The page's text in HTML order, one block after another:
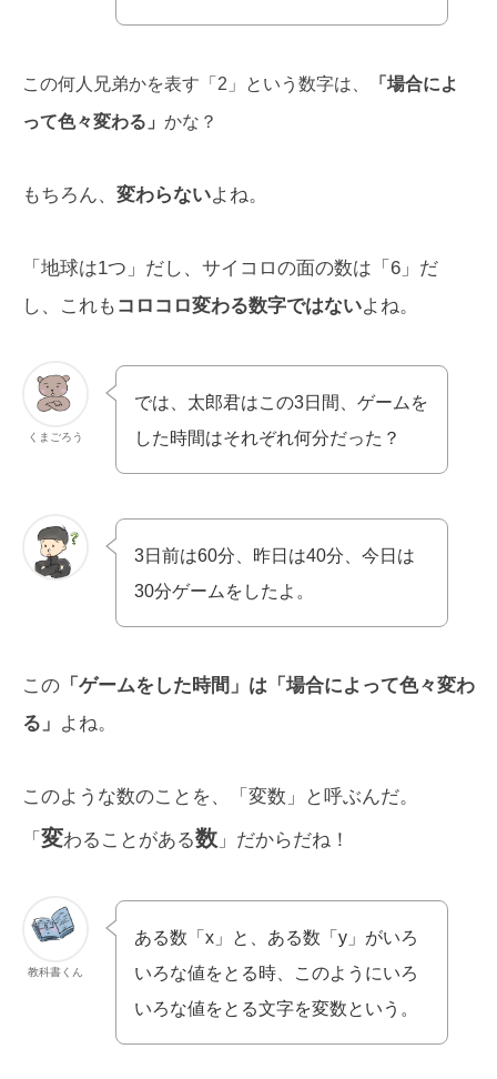
この何人兄弟かを表す「2」という数字は、
「場合によ
って色々変わる」 かな？
もちろん、 変わらないよね。
「地球は1つ」だし、サイコロの面の数は「6」だ
し、これも コロコロ変わる数字ではないよね。
くまごろう
では、太郎君はこの3日間、ゲームを
した時間はそれぞれ何分だった？
3日前は60分、昨日は40分、今日は
30分ゲームをしたよ。
この 「ゲームをした時間」は「場合によって色々変わ
る」 よね。
このような数のことを、「変数」と呼ぶんだ。
「 変わることがある数 」だからだね！
教科書くん
ある数「x」と、ある数「y」がいろ
いろな値をとる時、このようにいろ
いろな値をとる文字を変数という。